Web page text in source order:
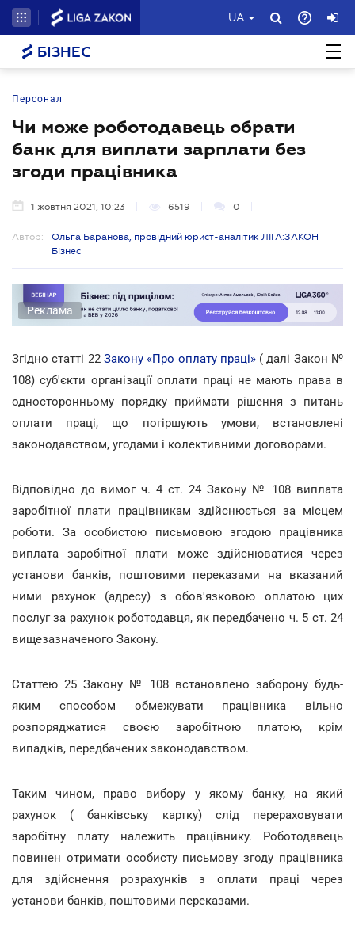
UA
БІЗНЕС
Персонал
Чи може роботодавець обрати
банк для виплати зарплати без
згоди працівника
1 жовтня 2021, 10:23 6519 0
Автор:
Ольга Баранова, провідний юрист-аналітик ЛІГА:ЗАКОН
Бізнес
Реклама
Згідно статті 22 Закону «Про оплату праці»( далі Закон №
108) суб'єкти організації оплати праці не мають права в
односторонньому порядку приймати рішення з питань
оплати праці, що погіршують умови, встановлені
законодавством, угодами і колективними договорами.
Відповідно до вимог ч. 4 ст. 24 Закону № 108 виплата
заробітної плати працівникам здійснюється за місцем
роботи. За особистою письмовою згодою працівника
виплата заробітної плати може здійснюватися через
установи банків, поштовими переказами на вказаний
ними рахунок (адресу) з обов'язковою оплатою цих
послуг за рахунок роботодавця, як передбачено ч. 5 ст. 24
вищезазначеного Закону.
Статтею 25 Закону № 108 встановлено заборону будь-
яким способом обмежувати працівника вільно
розпоряджатися своєю заробітною платою, крім
випадків, передбачених законодавством.
Таким чином, право вибору у якому банку, на який
рахунок ( банківську картку) слід перераховувати
заробітну плату належить працівнику. Роботодавець
повинен отримати особисту письмову згоду працівника
для здійснення розрахунків з оплати праці через
установи банків, поштовими переказами.